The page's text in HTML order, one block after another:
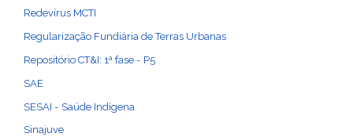
Redevírus MCTI
Regularização Fundiária de Terras Urbanas
Repositório CT&I: 1ª fase - P5
SAE
SESAI - Saúde Indígena
Sinajuve